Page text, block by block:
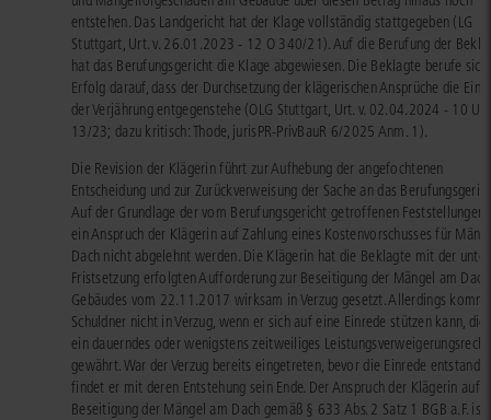
entstehen. Das Landgericht hat der Klage vollständig stattgegeben (LG
Stuttgart, Urt. v. 26.01.2023 - 12 O 340/21). Auf die Berufung der
hat das Berufungsgericht die Klage abgewiesen. Die Beklagte berufe
Erfolg darauf, dass der Durchsetzung der klägerischen Ansprüche die
der Verjährung entgegenstehe (OLG Stuttgart, Urt. v. 02.04.2024 - 10 U
13/23; dazu kritisch: Thode, jurisPR-PrivBauR 6/2025 Anm. 1).
Die Revision der Klägerin führt zur Aufhebung der angefochtenen
Entscheidung und zur Zurückverweisung der Sache an das
Auf der Grundlage der vom Berufungsgericht getroffenen Feststellungen
ein Anspruch der Klägerin auf Zahlung eines Kostenvorschusses für
Dach nicht abgelehnt werden. Die Klägerin hat die Beklagte mit der unter
Fristsetzung erfolgten Aufforderung zur Beseitigung der Mängel am
Gebäudes vom 22.11.2017 wirksam in Verzug gesetzt. Allerdings
Schuldner nicht in Verzug, wenn er sich auf eine Einrede stützen kann,
ein dauerndes oder wenigstens zeitweiliges Leistungsverweigerungsrecht
gewährt. War der Verzug bereits eingetreten, bevor die Einrede entstand,
findet er mit deren Entstehung sein Ende. Der Anspruch der Klägerin auf
Beseitigung der Mängel am Dach gemäß § 633 Abs. 2 Satz 1 BGB a.F. ist